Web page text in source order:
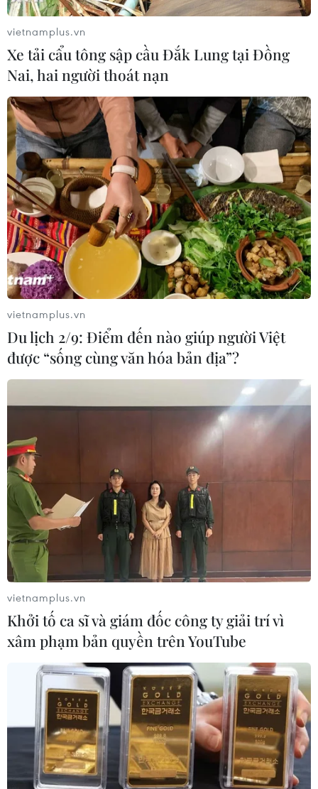
vietnamplus.vn
Xe tải cẩu tông sập cầu Đắk Lung tại Đồng
Nai, hai người thoát nạn
vietnamplus.vn
Du lịch 2/9: Điểm đến nào giúp người Việt
được “sống cùng văn hóa bản địa”?
vietnamplus.vn
Khởi tố ca sĩ và giám đốc công ty giải trí vì
xâm phạm bản quyền trên YouTube